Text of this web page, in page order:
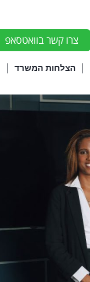
צרו קשר בוואטסאפ
הצלחות המשרד